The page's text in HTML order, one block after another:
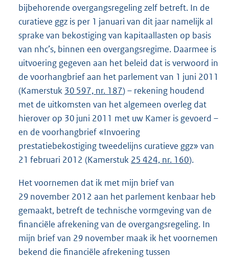
bijbehorende overgangsregeling zelf betreft. In de
curatieve ggz is per 1 januari van dit jaar namelijk al
sprake van bekostiging van kapitaallasten op basis
van nhc’s, binnen een overgangsregime. Daarmee is
uitvoering gegeven aan het beleid dat is verwoord in
de voorhangbrief aan het parlement van 1 juni 2011
(Kamerstuk 30 597, nr. 187) – rekening houdend
met de uitkomsten van het algemeen overleg dat
hierover op 30 juni 2011 met uw Kamer is gevoerd –
en de voorhangbrief «Invoering
prestatiebekostiging tweedelijns curatieve ggz» van
21 februari 2012 (Kamerstuk 25 424, nr. 160).
Het voornemen dat ik met mijn brief van
29 november 2012 aan het parlement kenbaar heb
gemaakt, betreft de technische vormgeving van de
financiële afrekening van de overgangsregeling. In
mijn brief van 29 november maak ik het voornemen
bekend die financiële afrekening tussen